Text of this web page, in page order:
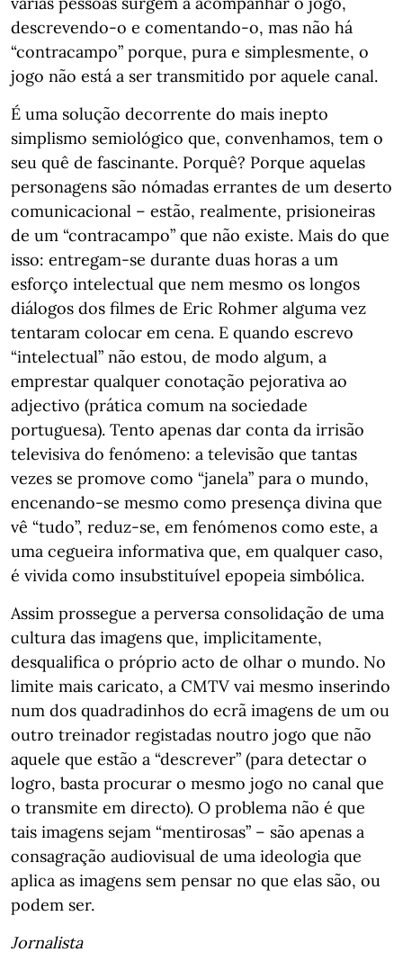
descrevendo-o e comentando-o, mas não há
“contracampo” porque, pura e simplesmente, o
jogo não está a ser transmitido por aquele canal.
É uma solução decorrente do mais inepto
simplismo semiológico que, convenhamos, tem o
seu quê de fascinante. Porquê? Porque aquelas
personagens são nómadas errantes de um deserto
comunicacional – estão, realmente, prisioneiras
de um “contracampo” que não existe. Mais do que
isso: entregam-se durante duas horas a um
esforço intelectual que nem mesmo os longos
diálogos dos filmes de Eric Rohmer alguma vez
tentaram colocar em cena. E quando escrevo
“intelectual” não estou, de modo algum, a
emprestar qualquer conotação pejorativa ao
adjectivo (prática comum na sociedade
portuguesa). Tento apenas dar conta da irrisão
televisiva do fenómeno: a televisão que tantas
vezes se promove como “janela” para o mundo,
encenando-se mesmo como presença divina que
vê “tudo”, reduz-se, em fenómenos como este, a
uma cegueira informativa que, em qualquer caso,
é vivida como insubstituível epopeia simbólica.
Assim prossegue a perversa consolidação de uma
cultura das imagens que, implicitamente,
desqualifica o próprio acto de olhar o mundo. No
limite mais caricato, a CMTV vai mesmo inserindo
num dos quadradinhos do ecrã imagens de um ou
outro treinador registadas noutro jogo que não
aquele que estão a “descrever” (para detectar o
logro, basta procurar o mesmo jogo no canal que
o transmite em directo). O problema não é que
tais imagens sejam “mentirosas” – são apenas a
consagração audiovisual de uma ideologia que
aplica as imagens sem pensar no que elas são, ou
podem ser.
Jornalista